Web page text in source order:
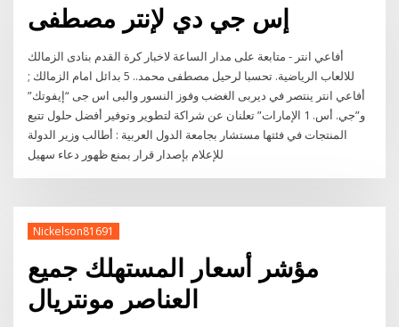
إس جي دي لإنتر مصطفى
أفاعي انتر - متابعة على مدار الساعة لاخبار كرة القدم بنادى الزمالك
للالعاب الرياضية. تحسبا لرحيل مصطفى محمد.. 5 بدائل امام الزمالك ;
أفاعي انتر ينتصر في ديربى الغضب وفوز النسور والبى اس جى “إيفوتك”
و”جي. أس. 1 الإمارات” تعلنان عن شراكة لتطوير وتوفير أفضل حلول تتبع
المنتجات في فئتها مستشار بجامعة الدول العربية : أطالب وزير الدولة
للإعلام بإصدار قرار بمنع ظهور دعاء سهيل
Nickelson81691
مؤشر أسعار المستهلك جميع
العناصر مونتريال